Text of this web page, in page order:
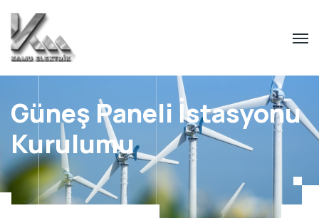
Güneş Paneli İstasyonu
Kurulumu